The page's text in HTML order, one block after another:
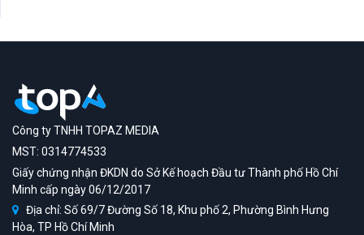
Công ty TNHH TOPAZ MEDIA
MST: 0314774533
Giấy chứng nhận ĐKDN do Sở Kế hoạch Đầu tư Thành phố Hồ Chí
Minh cấp ngày 06/12/2017
Địa chỉ: Số 69/7 Đường Số 18, Khu phố 2, Phường Bình Hưng
Hòa, TP Hồ Chí Minh